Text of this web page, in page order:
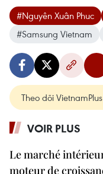
#Nguyên Xuân Phuc
#Samsung Vietnam
Theo dõi VietnamPlus
VOIR PLUS
Le marché
moteur de